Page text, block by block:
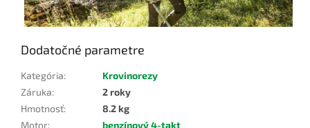
Dodatočné parametre
Kategória:
Krovinorezy
Záruka:
2 roky
Hmotnosť:
8.2 kg
Motor:
benzínový 4-takt